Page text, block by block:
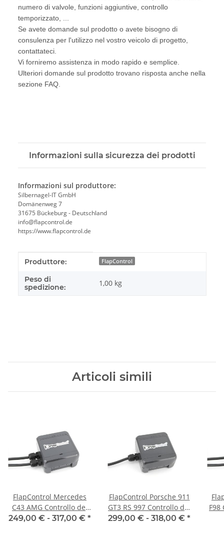
numero di valvole, funzioni aggiuntive, controllo
temporizzato, ...
Se avete domande sul prodotto o avete bisogno di
consulenza per l'utilizzo nel vostro veicolo di progetto,
contattateci.
Vi forniremo assistenza in modo rapido e semplice.
Ulteriori domande sul prodotto trovano risposta anche nella
sezione FAQ.
Informazioni sulla sicurezza dei prodotti
Informazioni sul produttore:
Silbernagel-IT GmbH
Domänenweg 7
31675 Bückeburg - Deutschland
info@flapcontrol.de
https://www.flapcontrol.de
#productDetails.itemInformation#
#productDetails.itemValue#
Produttore: FlapControl
Peso di
spedizione:
1,00 kg
Articoli simili
FlapControl Mercedes
C43 AMG Controllo dei
flap di scarico
249,00 € - 317,00 € *
FlapControl Porsche 911
GT3 RS 997 Controllo dei
flap di scarico
299,00 € - 318,00 € *